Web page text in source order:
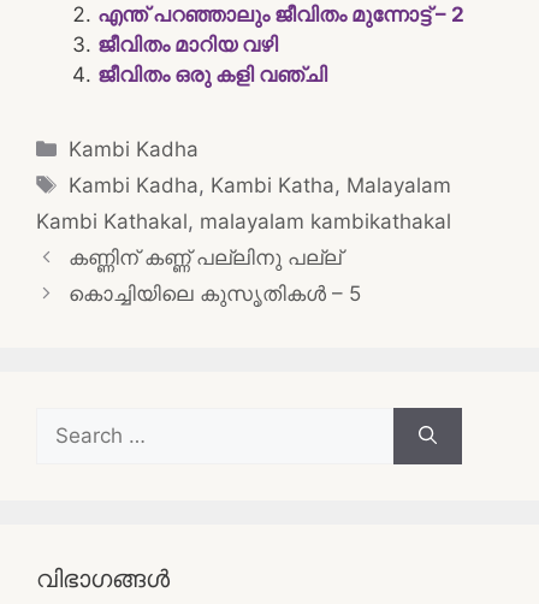
എന്ത് പറഞ്ഞാലും ജീവിതം മുന്നോട്ട് – 2
ജീവിതം മാറിയ വഴി
ജീവിതം ഒരു കളി വഞ്ചി
Categories
Kambi Kadha
Tags
Kambi Kadha, Kambi Katha, Malayalam
Kambi Kathakal, malayalam kambikathakal
Post
navigation
കണ്ണിന് കണ്ണ് പല്ലിനു പല്ല്
കൊച്ചിയിലെ കുസൃതികൾ – 5
Search
for:
വിഭാഗങ്ങൾ